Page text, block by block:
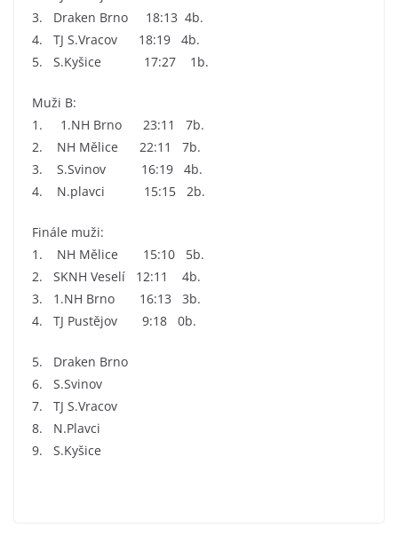
3. Draken Brno 18:13 4b.
4. TJ S.Vracov 18:19 4b.
5. S.Kyšice 17:27 1b.
Muži B:
1. 1.NH Brno 23:11 7b.
2. NH Mělice 22:11 7b.
3. S.Svinov 16:19 4b.
4. N.plavci 15:15 2b.
Finále muži:
1. NH Mělice 15:10 5b.
2. SKNH Veselí 12:11 4b.
3. 1.NH Brno 16:13 3b.
4. TJ Pustějov 9:18 0b.
5. Draken Brno
6. S.Svinov
7. TJ S.Vracov
8. N.Plavci
9. S.Kyšice